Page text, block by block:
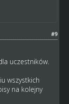
#9
uczestników.
wszystkich
na kolejny